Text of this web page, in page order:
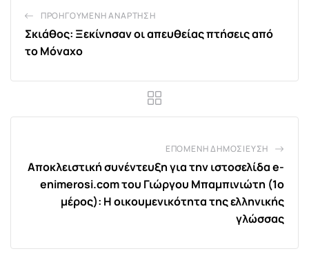
ΠΡΟΗΓΟΎΜΕΝΗ ΑΝΆΡΤΗΣΗ
Σκιάθος: Ξεκίνησαν οι απευθείας πτήσεις από
το Μόναχο
ΕΠΌΜΕΝΗ ΔΗΜΟΣΊΕΥΣΗ
Αποκλειστική συνέντευξη για την ιστοσελίδα e-
enimerosi.com του Γιώργου Μπαμπινιώτη (1ο
μέρος): Η οικουμενικότητα της ελληνικής
γλώσσας